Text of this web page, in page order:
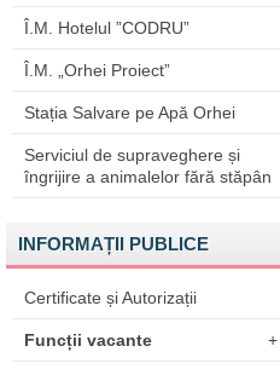
Î.M. Hotelul ”CODRU”
Î.M. „Orhei Proiect”
Stația Salvare pe Apă Orhei
Serviciul de supraveghere și
îngrijire a animalelor fără stăpân
INFORMAȚII PUBLICE
Certificate și Autorizații
Funcții vacante +